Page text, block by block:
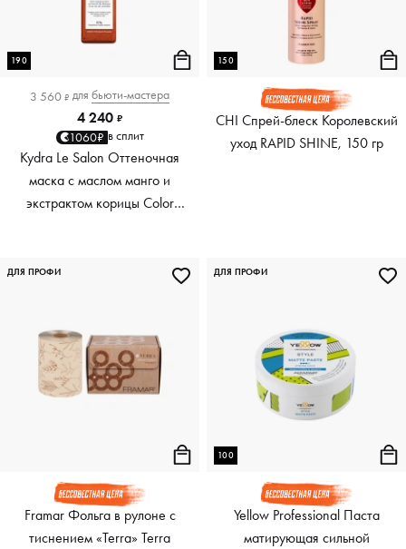
190
3 560 ₽ для бьюти-мастера
4 240 ₽
1060₽ в сплит
Kydra Le Salon Оттеночная
маска с маслом манго и
экстрактом корицы Color
150
CHI Спрей-блеск Королевский
уход RAPID SHINE, 150 гр
Framar Фольга в рулоне с
тиснением «Terra» Terra
ДЛЯ ПРОФИ
100
Yellow Professional Паста
матирующая сильной
ДЛЯ ПРОФИ